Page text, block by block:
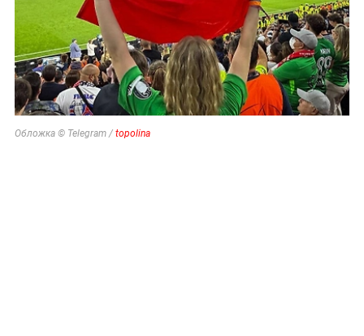
Обложка © Telegram / topolina